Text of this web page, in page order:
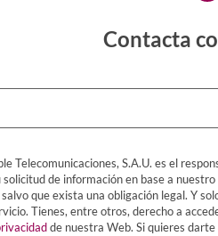
Contacta
Telecomunicaciones, S.A.U. es el
de información en base a
que exista una obligación legal. Y
Tienes, entre otros, derecho a
de nuestra Web. Si quieres